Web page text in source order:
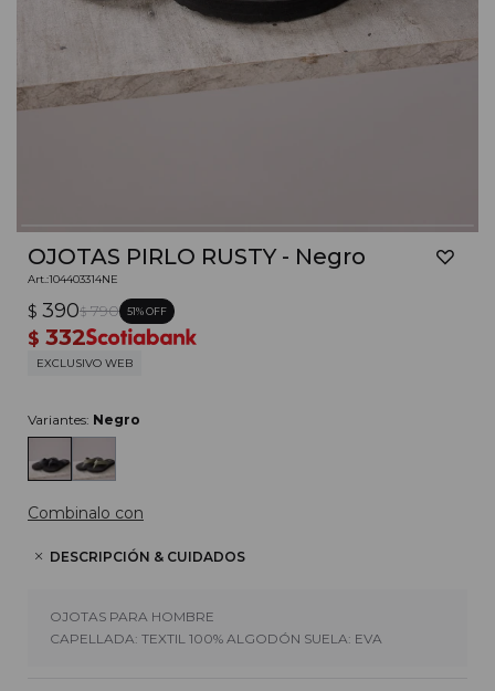
OJOTAS PIRLO RUSTY - Negro
104403314NE
$ 390$ 790 51
$ 332
EXCLUSIVO WEB
Variantes: Negro
Combinalo con
DESCRIPCIÓN & CUIDADOS
OJOTAS PARA HOMBRE
CAPELLADA: TEXTIL 100% ALGODÓN SUELA: EVA